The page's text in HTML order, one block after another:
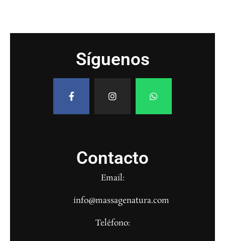
Síguenos
Contacto
Email:
info@massagenatura.com
Teléfono: